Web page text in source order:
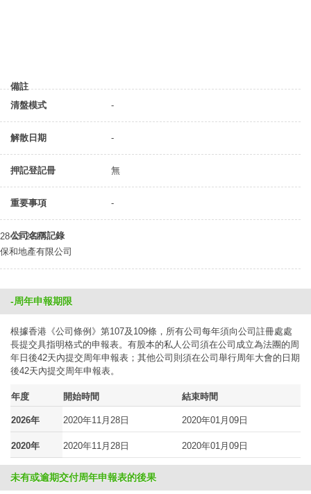
備註
清盤模式
-
解散日期 -
押記登記冊 無
重要事項 -
公司名稱記錄
28-11-2017
保和地產有限公司
-周年申報期限
根據香港《公司條例》第107及109條，所有公司每年須向公司註冊處處
長提交具指明格式的申報表。有股本的私人公司須在公司成立為法團的周
年日後42天內提交周年申報表；其他公司則須在公司舉行周年大會的日期
後42天內提交周年申報表。
年度 開始時間 結束時間
2026年 2020年11月28日 2020年01月09日
2020年 2020年11月28日 2020年01月09日
未有或逾期交付周年申報表的後果